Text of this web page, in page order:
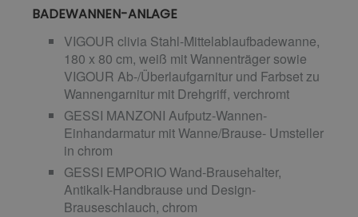
BADEWANNEN-ANLAGE
VIGOUR clivia Stahl-Mittelablaufbadewanne,
180 x 80 cm, weiß mit Wannenträger sowie
VIGOUR Ab-/Überlaufgarnitur und Farbset zu
Wannengarnitur mit Drehgriff, verchromt
GESSI MANZONI Aufputz-Wannen-
Einhandarmatur mit Wanne/Brause- Umsteller
in chrom
GESSI EMPORIO Wand-Brausehalter,
Antikalk-Handbrause und Design-
Brauseschlauch, chrom